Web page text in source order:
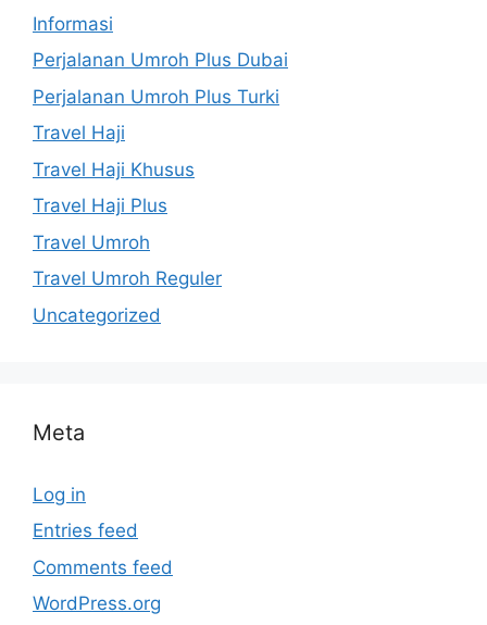
Informasi
Perjalanan Umroh Plus Dubai
Perjalanan Umroh Plus Turki
Travel Haji
Travel Haji Khusus
Travel Haji Plus
Travel Umroh
Travel Umroh Reguler
Uncategorized
Meta
Log in
Entries feed
Comments feed
WordPress.org